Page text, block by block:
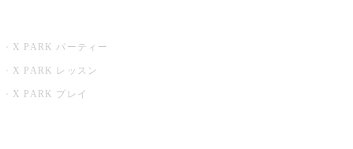
X PARK パーティー
X PARK レッスン
X PARK プレイ